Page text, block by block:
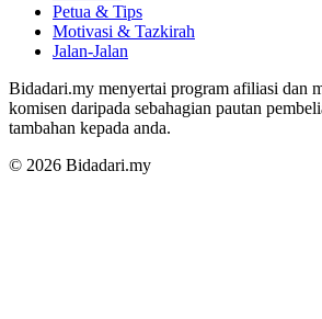
Petua & Tips
Motivasi & Tazkirah
Jalan-Jalan
Bidadari.my menyertai program afiliasi dan
komisen daripada sebahagian pautan
tambahan kepada anda.
© 2026 Bidadari.my